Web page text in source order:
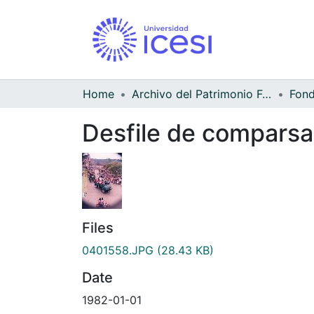
Home Archivo del Patrimonio Fotográfico y Fílmico del Valle del Cauca
Desfile de
Files
0401558.JPG (28.43 KB)
Date
1982-01-01